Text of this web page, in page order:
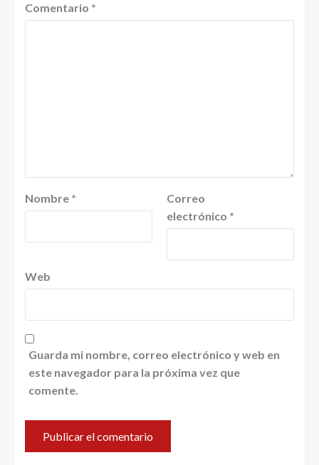
Comentario *
Nombre *
Correo
electrónico *
Web
Guarda mi nombre, correo electrónico y web en
este navegador para la próxima vez que
comente.